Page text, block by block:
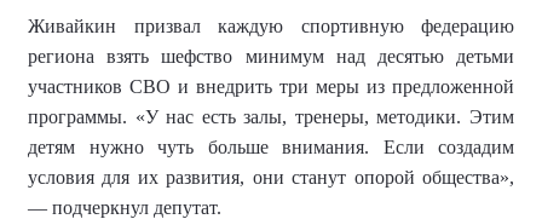
Живайкин призвал каждую спортивную федерацию
региона взять шефство минимум над десятью детьми
участников СВО и внедрить три меры из предложенной
программы. «У нас есть залы, тренеры, методики. Этим
детям нужно чуть больше внимания. Если создадим
условия для их развития, они станут опорой общества»,
— подчеркнул депутат.